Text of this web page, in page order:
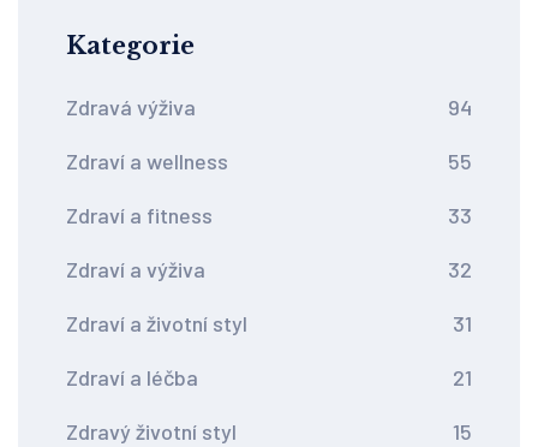
Kategorie
Zdravá výživa 94
Zdraví a wellness 55
Zdraví a fitness 33
Zdraví a výživa 32
Zdraví a životní styl 31
Zdraví a léčba 21
Zdravý životní styl 15